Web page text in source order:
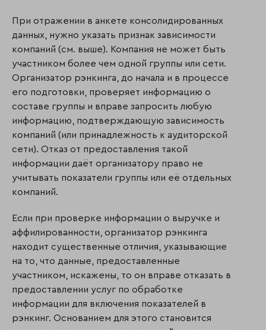
При отражении в анкете консолидированных
данных, нужно указать признак зависимости
компаний (см. выше). Компания не может быть
участником более чем одной группы или сети.
Организатор рэнкинга, до начала и в процессе
его подготовки, проверяет информацию о
составе группы и вправе запросить любую
информацию, подтверждающую зависимость
компаний (или принадлежность к аудиторской
сети). Отказ от предоставления такой
информации даёт организатору право не
учитывать показатели группы или её отдельных
компаний.
Если при проверке информации о выручке и
аффилированности, организатор рэнкинга
находит существенные отличия, указывающие
на то, что данные, предоставленные
участником, искажены, то он вправе отказать в
предоставлении услуг по обработке
информации для включения показателей в
рэнкинг. Основанием для этого становится